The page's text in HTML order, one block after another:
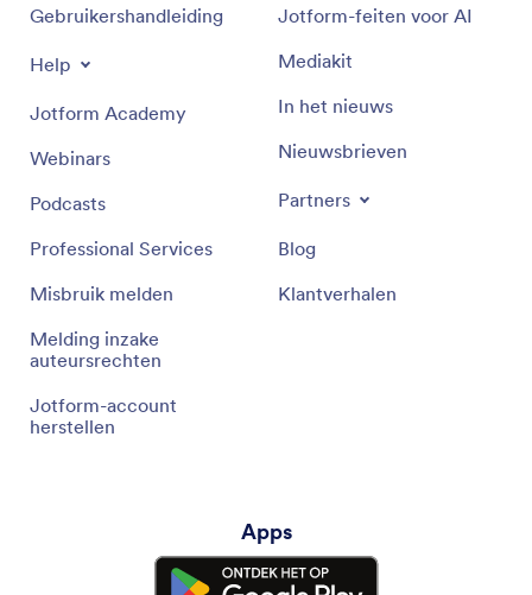
Gebruikershandleiding
Help
Jotform Academy
Webinars
Podcasts
Professional Services
Misbruik melden
Melding inzake
auteursrechten
Jotform-account
herstellen
Jotform-feiten voor AI
Mediakit
In het nieuws
Nieuwsbrieven
Partners
Blog
Klantverhalen
Apps